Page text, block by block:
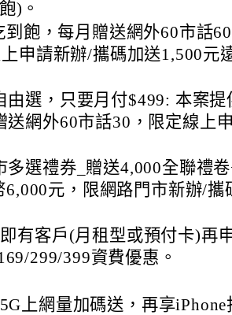
)。
到飽，每月贈送網外60市話
申請新辦/攜碼加送1,500元
由選，只要月付$499: 本案提
送網外60市話30，限定線上
多選禮券_贈送4,000全聯禮
6,000元，限網路門市新辦/攜
有客戶(月租型或預付卡)再
299/399資費優惠。
上網量加碼送，再享